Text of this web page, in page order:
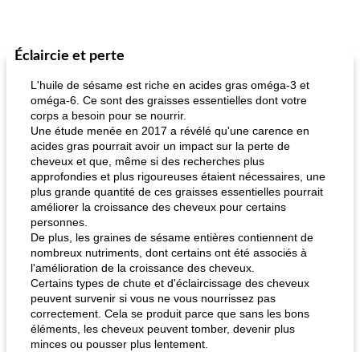
Éclaircie et perte
L'huile de sésame est riche en acides gras oméga-3 et
oméga-6. Ce sont des graisses essentielles dont votre
corps a besoin pour se nourrir.
Une étude menée en 2017 a révélé qu'une carence en
acides gras pourrait avoir un impact sur la perte de
cheveux et que, même si des recherches plus
approfondies et plus rigoureuses étaient nécessaires, une
plus grande quantité de ces graisses essentielles pourrait
améliorer la croissance des cheveux pour certains
personnes.
De plus, les graines de sésame entières contiennent de
nombreux nutriments, dont certains ont été associés à
l'amélioration de la croissance des cheveux.
Certains types de chute et d'éclaircissage des cheveux
peuvent survenir si vous ne vous nourrissez pas
correctement. Cela se produit parce que sans les bons
éléments, les cheveux peuvent tomber, devenir plus
minces ou pousser plus lentement.